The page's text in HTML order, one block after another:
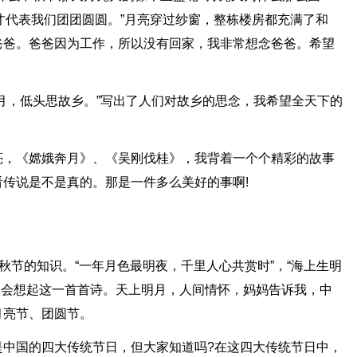
表我们团团圆圆。”月亮穿过纱窗，整栋楼房都充满了和
。爸爸因为工作，所以没有回家，我非常想念爸爸。希望
，低头思故乡。”写出了人们对故乡的思念，我希望全天下的
《嫦娥奔月》、《吴刚伐桂》，我背着一个个精彩的故事
说是不是真的。那是一件多么美好的事啊!
节的知识。“一年月色最明夜，千里人心共赏时”，“海上生明
想起这一首首诗。天上明月，人间情怀，妈妈告诉我，中
节、团圆节。
国的四大传统节日，但大家知道吗?在这四大传统节日中，